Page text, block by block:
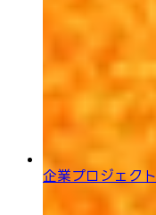
企業プロジェクト